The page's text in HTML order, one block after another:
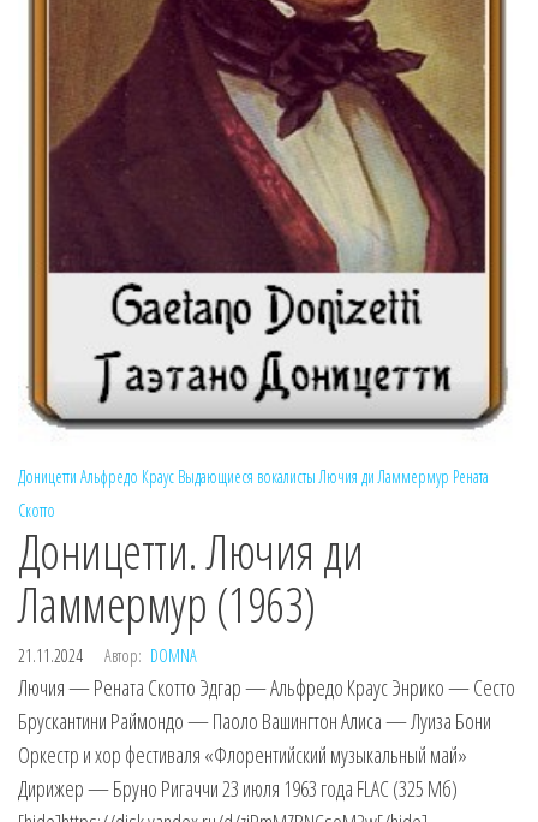
Доницетти Альфредо Краус Выдающиеся вокалисты Лючия ди Ламмермур Рената
Скотто
Доницетти. Лючия ди
Ламмермур (1963)
21.11.2024 Автор: DOMNA
Лючия — Рената Скотто Эдгар — Альфредо Краус Энрико — Сесто
Брускантини Раймондо — Паоло Вашингтон Алиса — Луиза Бони
Оркестр и хор фестиваля «Флорентийский музыкальный май»
Дирижер — Бруно Ригаччи 23 июля 1963 года FLAC (325 Мб)